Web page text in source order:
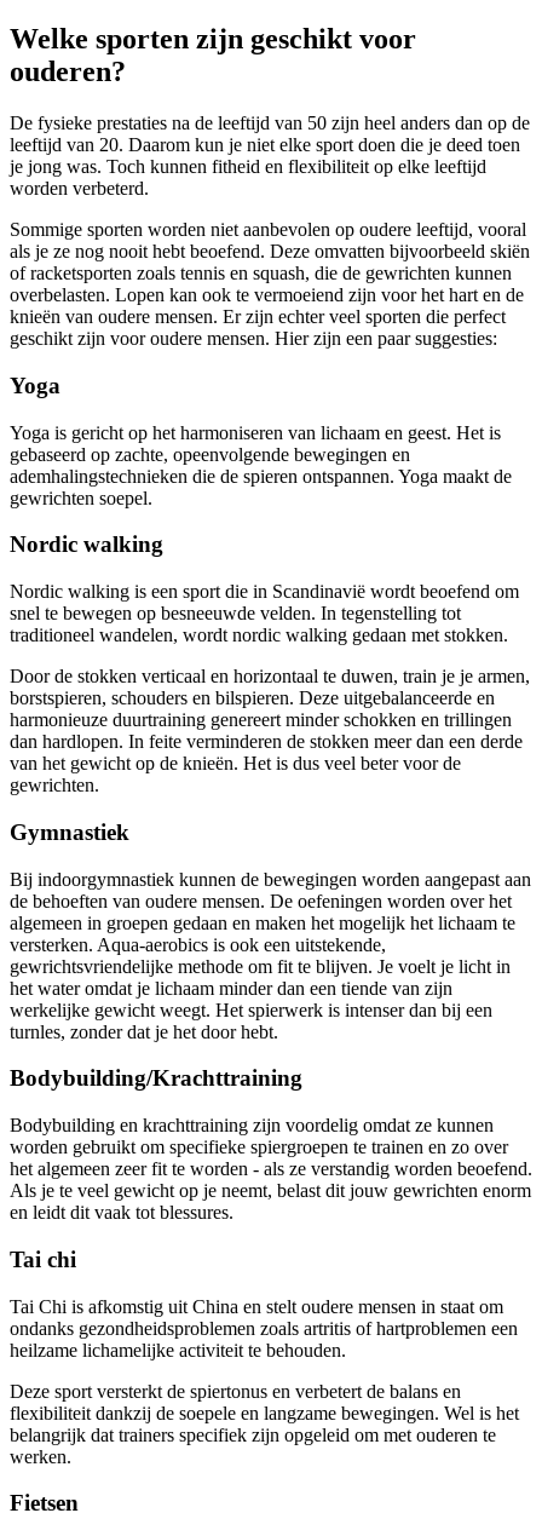
Welke sporten zijn geschikt voor
ouderen?
De fysieke prestaties na de leeftijd van 50 zijn heel anders dan op de
leeftijd van 20. Daarom kun je niet elke sport doen die je deed toen
je jong was. Toch kunnen fitheid en flexibiliteit op elke leeftijd
worden verbeterd.
Sommige sporten worden niet aanbevolen op oudere leeftijd, vooral
als je ze nog nooit hebt beoefend. Deze omvatten bijvoorbeeld skiën
of racketsporten zoals tennis en squash, die de gewrichten kunnen
overbelasten. Lopen kan ook te vermoeiend zijn voor het hart en de
knieën van oudere mensen. Er zijn echter veel sporten die perfect
geschikt zijn voor oudere mensen. Hier zijn een paar suggesties:
Yoga
Yoga is gericht op het harmoniseren van lichaam en geest. Het is
gebaseerd op zachte, opeenvolgende bewegingen en
ademhalingstechnieken die de spieren ontspannen. Yoga maakt de
gewrichten soepel.
Nordic walking
Nordic walking is een sport die in Scandinavië wordt beoefend om
snel te bewegen op besneeuwde velden. In tegenstelling tot
traditioneel wandelen, wordt nordic walking gedaan met stokken.
Door de stokken verticaal en horizontaal te duwen, train je je armen,
borstspieren, schouders en bilspieren. Deze uitgebalanceerde en
harmonieuze duurtraining genereert minder schokken en trillingen
dan hardlopen. In feite verminderen de stokken meer dan een derde
van het gewicht op de knieën. Het is dus veel beter voor de
gewrichten.
Gymnastiek
Bij indoorgymnastiek kunnen de bewegingen worden aangepast aan
de behoeften van oudere mensen. De oefeningen worden over het
algemeen in groepen gedaan en maken het mogelijk het lichaam te
versterken. Aqua-aerobics is ook een uitstekende,
gewrichtsvriendelijke methode om fit te blijven. Je voelt je licht in
het water omdat je lichaam minder dan een tiende van zijn
werkelijke gewicht weegt. Het spierwerk is intenser dan bij een
turnles, zonder dat je het door hebt.
Bodybuilding/Krachttraining
Bodybuilding en krachttraining zijn voordelig omdat ze kunnen
worden gebruikt om specifieke spiergroepen te trainen en zo over
het algemeen zeer fit te worden - als ze verstandig worden beoefend.
Als je te veel gewicht op je neemt, belast dit jouw gewrichten enorm
en leidt dit vaak tot blessures.
Tai chi
Tai Chi is afkomstig uit China en stelt oudere mensen in staat om
ondanks gezondheidsproblemen zoals artritis of hartproblemen een
heilzame lichamelijke activiteit te behouden.
Deze sport versterkt de spiertonus en verbetert de balans en
flexibiliteit dankzij de soepele en langzame bewegingen. Wel is het
belangrijk dat trainers specifiek zijn opgeleid om met ouderen te
werken.
Fietsen